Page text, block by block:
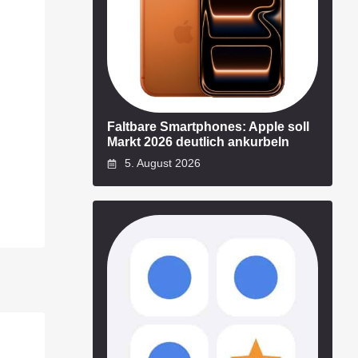
Faltbare Smartphones: Apple soll
Markt 2026 deutlich ankurbeln
5. August 2026